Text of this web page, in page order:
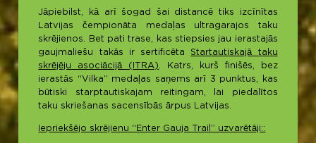
Jāpiebilst, kā arī šogad šai distancē tiks izcīnītas
Latvijas čempionāta medaļas ultragarajos taku
skrējienos. Bet pati trase, kas stiepsies jau ierastajās
gaujmaliešu takās ir sertificēta Startautiskajā taku
skrējēju asociācijā (ITRA)
. Katrs, kurš finišēs, bez
ierastās “Vilka” medaļas saņems arī 3 punktus, kas
būtiski starptautiskajam reitingam, lai piedalītos
taku skriešanas sacensībās ārpus Latvijas.
Iepriekšējo skrējienu “Enter Gauja Trail” uzvarētāji::